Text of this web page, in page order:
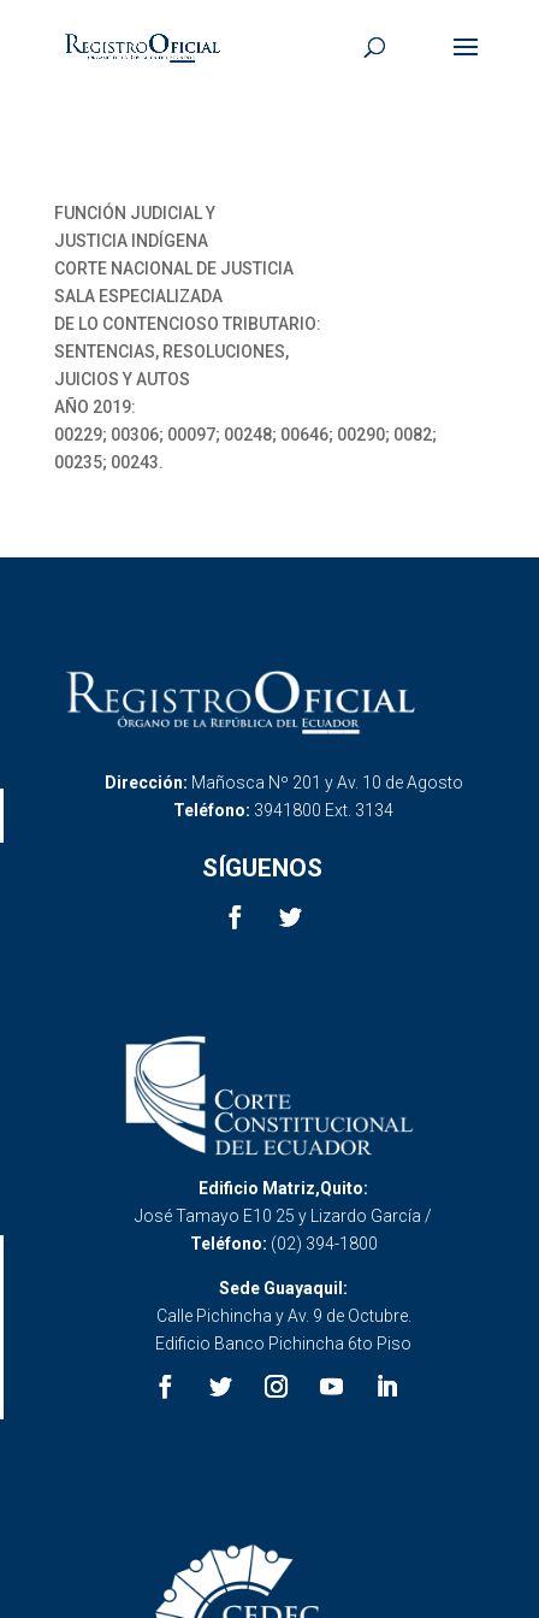
FUNCIÓN JUDICIAL Y
JUSTICIA INDÍGENA
CORTE NACIONAL DE JUSTICIA
SALA ESPECIALIZADA
DE LO CONTENCIOSO TRIBUTARIO:
SENTENCIAS, RESOLUCIONES,
JUICIOS Y AUTOS
AÑO 2019:
00229; 00306; 00097; 00248; 00646; 00290; 0082;
00235; 00243.
Dirección: Mañosca Nº 201 y Av. 10 de Agosto
Teléfono: 3941800 Ext. 3134
SÍGUENOS
Edificio Matriz,Quito:
José Tamayo E10 25 y Lizardo García /
Teléfono: (02) 394-1800
Sede Guayaquil:
Calle Pichincha y Av. 9 de Octubre.
Edificio Banco Pichincha 6to Piso